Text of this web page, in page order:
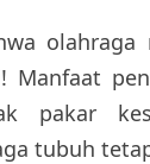
Manfaat
pakar
tubuh